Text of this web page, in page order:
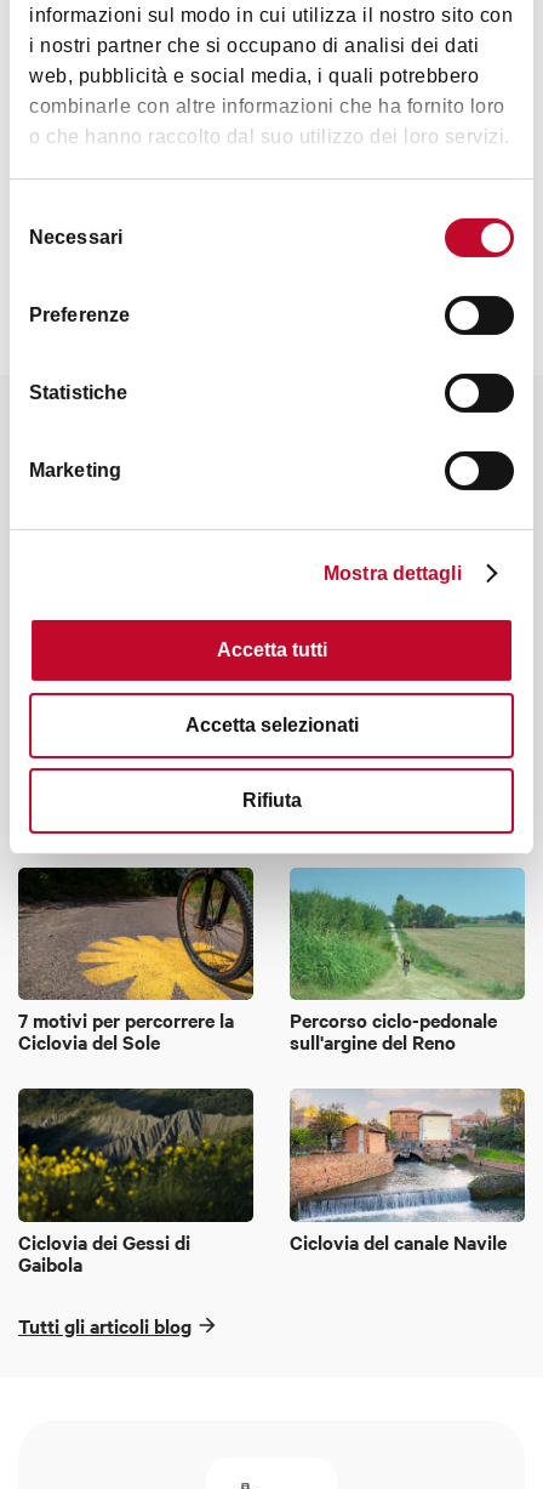
informazioni sul modo in cui utilizza il nostro sito con
i nostri partner che si occupano di analisi dei dati
web, pubblicità e social media, i quali potrebbero
combinarle con altre informazioni che ha fornito loro
o che hanno raccolto dal suo utilizzo dei loro servizi.
delNecessari
Preferenze
Statistiche
Marketing
Mostra dettagli
Accetta tutti
Accetta selezionati
Rifiuta
La Ciclovia del Santerno
7 motivi per percorrere la
Ciclovia del Sole
Percorso ciclo-pedonale
sull'argine del Reno
Ciclovia dei Gessi di
Gaibola
Ciclovia del canale Navile
Tutti gli articoli blog